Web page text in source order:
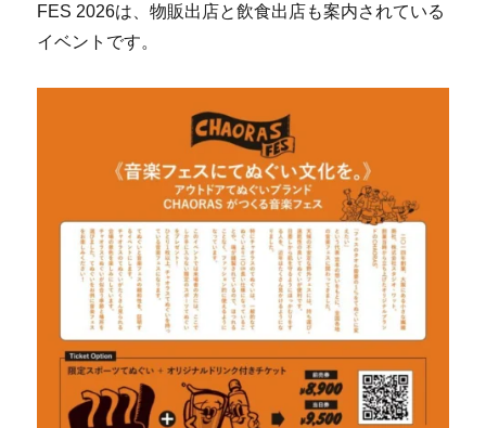
FES 2026は、物販出店と飲食出店も案内されている
イベントです。